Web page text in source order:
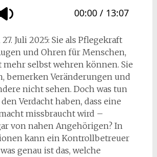
Juli 2025: Sie als Pflegekraft
und Ohren für Menschen,
selbst wehren können. Sie
bemerken Veränderungen und
nicht sehen. Doch was tun
Verdacht haben, dass eine
missbraucht wird –
von nahen Angehörigen? In
kann ein Kontrollbetreuer
genau ist das, welche